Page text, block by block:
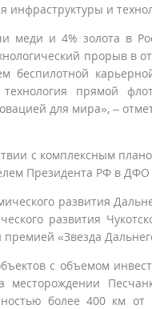
инфраструктуры и
меди и 4% золота в
прорыв в
беспилотной
прямой
для мира», –
с комплексным
Президента РФ в
развития
развития
«Звезда
с объемом
месторождении
более 400 км